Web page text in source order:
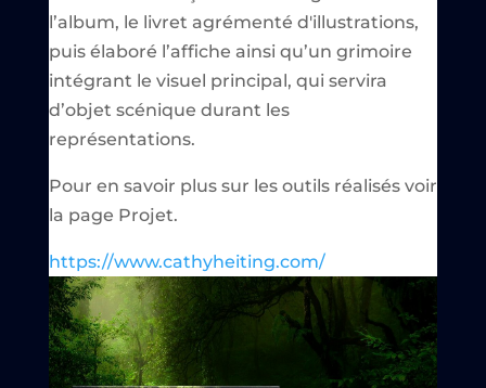
l’album, le livret agrémenté d'illustrations,
puis élaboré l’affiche ainsi qu’un grimoire
intégrant le visuel principal, qui servira
d’objet scénique durant les
représentations.
Pour en savoir plus sur les outils réalisés voir
la page Projet.
https://www.cathyheiting.com/